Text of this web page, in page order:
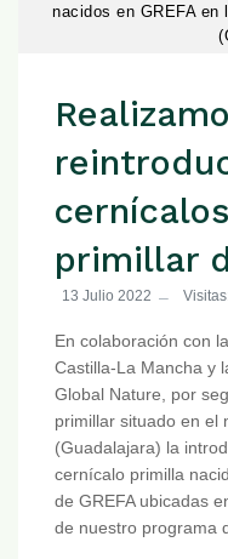
nacidos en GREFA
primillar
13 Julio 2022
En colaboración con
Castilla-La Mancha y
Global Nature, por
primillar situado en el
(Guadalajara) la
cernícalo primilla
de GREFA ubicadas
de nuestro programa